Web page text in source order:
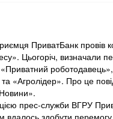
ПриватБанк провів
Цьогоріч, визначали
«Приватний
та «Агролідер». Про це
прес-служби ВГРУ
вдалось здобути перемогу